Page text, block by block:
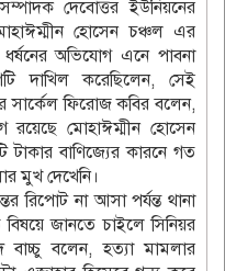
দেবোত্তর ইউনিয়নের
হোসেন চঞ্চল এর
অভিযোগ এনে পাবনা
দাখিল করেছিলেন, সেই
ফিরোজ কবির বলেন,
রয়েছে মোহাঈম্মীন হোসেন
বাণিজ্যের কারনে গত
মুখ দেখেনি।
রিপোট না আসা পর্যন্ত থানা
জানতে চাইলে সিনিয়র
বলেন, হত্যা মামলার